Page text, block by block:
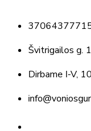
Švitrigailos g.
Dirbame I-V,